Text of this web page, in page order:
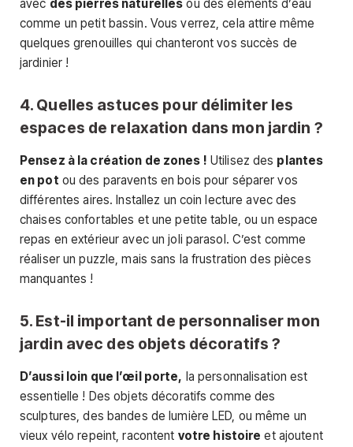
avec des pierres naturelles ou des éléments d’eau
comme un petit bassin. Vous verrez, cela attire même
quelques grenouilles qui chanteront vos succès de
jardinier !
4. Quelles astuces pour délimiter les
espaces de relaxation dans mon jardin ?
Pensez à la création de zones ! Utilisez des plantes
en pot ou des paravents en bois pour séparer vos
différentes aires. Installez un coin lecture avec des
chaises confortables et une petite table, ou un espace
repas en extérieur avec un joli parasol. C’est comme
réaliser un puzzle, mais sans la frustration des pièces
manquantes !
5. Est-il important de personnaliser mon
jardin avec des objets décoratifs ?
D’aussi loin que l’œil porte, la personnalisation est
essentielle ! Des objets décoratifs comme des
sculptures, des bandes de lumière LED, ou même un
vieux vélo repeint, racontent votre histoire et ajoutent